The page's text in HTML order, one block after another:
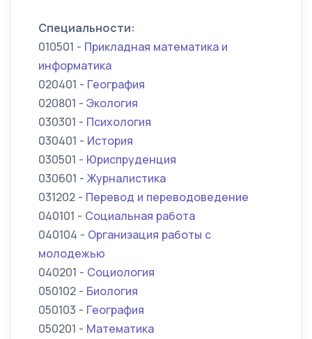
Специальности:
010501 - Прикладная математика и
информатика
020401 - География
020801 - Экология
030301 - Психология
030401 - История
030501 - Юриспруденция
030601 - Журналистика
031202 - Перевод и переводоведение
040101 - Социальная работа
040104 - Организация работы с
молодежью
040201 - Социология
050102 - Биология
050103 - География
050201 - Математика